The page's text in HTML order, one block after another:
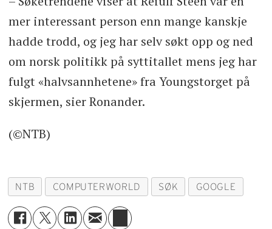
mer interessant person enn mange kanskje
hadde trodd, og jeg har selv søkt opp og ned
om norsk politikk på syttitallet mens jeg har
fulgt «halvsannhetene» fra Youngstorget på
skjermen, sier Ronander.
(©NTB)
NTB COMPUTERWORLD SØK GOOGLE